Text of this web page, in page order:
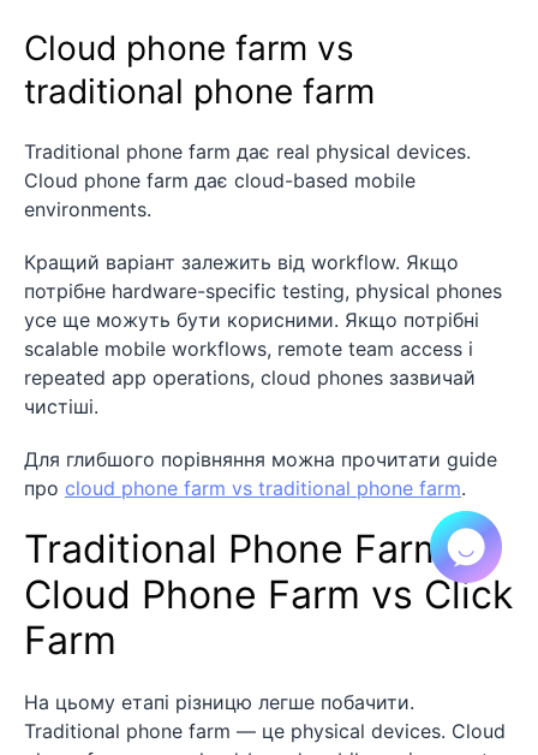
Cloud phone farm vs
traditional phone farm
Traditional phone farm дає real physical devices.
Cloud phone farm дає cloud-based mobile
environments.
Кращий варіант залежить від workflow. Якщо
потрібне hardware-specific testing, physical phones
усе ще можуть бути корисними. Якщо потрібні
scalable mobile workflows, remote team access і
repeated app operations, cloud phones зазвичай
чистіші.
Для глибшого порівняння можна прочитати guide
про cloud phone farm vs traditional phone farm.
Traditional Phone Farm vs
Cloud Phone Farm vs Click
Farm
На цьому етапі різницю легше побачити.
Traditional phone farm — це physical devices. Cloud